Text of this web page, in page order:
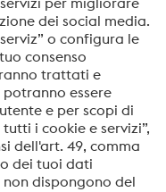
punta della Serie K di
combinazione di
rendendolo
di stampaggio e
l’acciaio K888,
per le esigenze